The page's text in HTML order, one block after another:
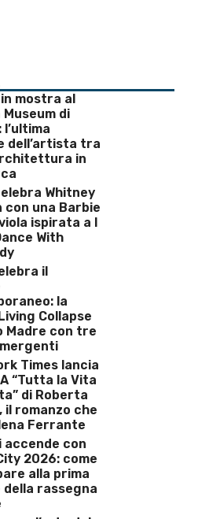
mostra al
di
dell’artista tra
in
Whitney
con una Barbie
ispirata a I
With
il
la
Collapse
Madre con tre
Times lancia
“Tutta la Vita
di Roberta
il romanzo che
Ferrante
accende con
2026: come
alla prima
della rassegna